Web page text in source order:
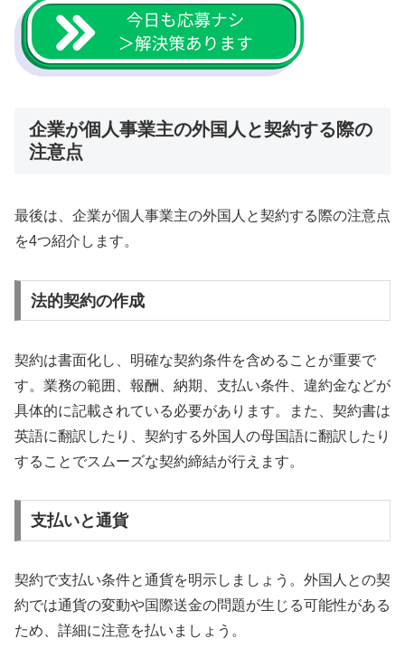
企業が個人事業主の外国人と契約する際の
注意点
最後は、企業が個人事業主の外国人と契約する際の注意点
を4つ紹介します。
法的契約の作成
契約は書面化し、明確な契約条件を含めることが重要で
す。業務の範囲、報酬、納期、支払い条件、違約金などが
具体的に記載されている必要があります。また、契約書は
英語に翻訳したり、契約する外国人の母国語に翻訳したり
することでスムーズな契約締結が行えます。
支払いと通貨
契約で支払い条件と通貨を明示しましょう。外国人との契
約では通貨の変動や国際送金の問題が生じる可能性がある
ため、詳細に注意を払いましょう。